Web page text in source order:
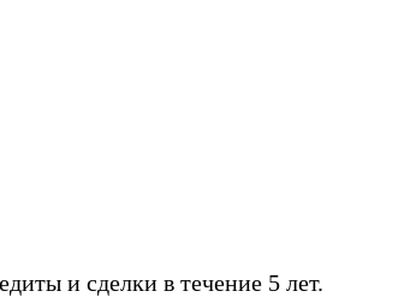
и сделки в течение 5 лет.